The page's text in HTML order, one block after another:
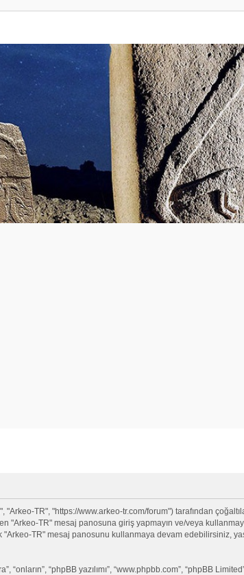
TR", "https://www.arkeo-tr.com/forum") tarafından
"Arkeo-TR" mesaj panosuna giriş yapmayın ve/veya
TR" mesaj panosunu kullanmaya devam edebilirsiniz,
“onların”, “phpBB yazılımı”, “www.phpbb.com”, “phpBB